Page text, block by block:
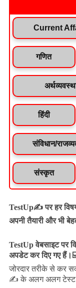
Current
गणित
हिंदी
संविधान/
संस्कृत
TestUp✍️ पर हर
अपनी तैयारी और भी
TestUp वेबसाइट पर
अपडेट कर दिए गए हैं।
जोरदार तरीके से कर
✍️ के अलग अलग टेस्ट